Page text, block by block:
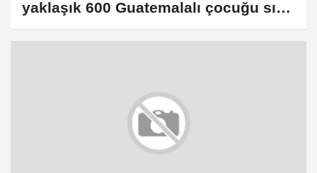
yaklaşık 600 Guatemalalı çocuğu sınır
dışı kararının yürütmesini durdurdu